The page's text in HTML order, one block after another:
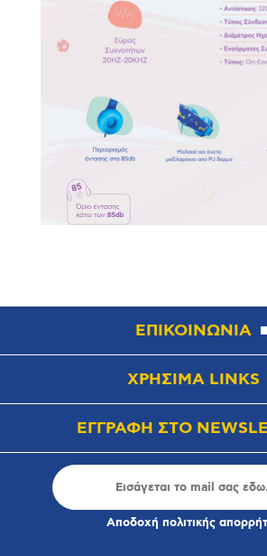
ΕΠΙΚΟΙΝΩΝΙΑ
ΧΡΗΣΙΜΑ LINKS
ΕΓΓΡΑΦΗ ΣΤΟ
Αποδοχή πολιτικής